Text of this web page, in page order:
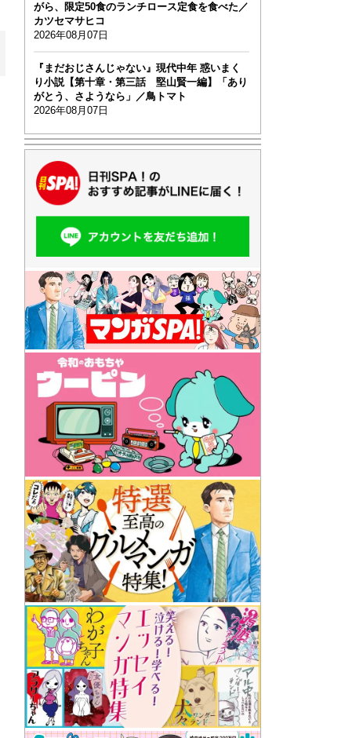
がら、限定50食のランチロース定食を食べた／
カツセマサヒコ
2026年08月07日
『まだおじさんじゃない』現代中年 惑いまく
り小説【第十章・第三話 堅山賢一編】「あり
がとう、さようなら」／鳥トマト
2026年08月07日